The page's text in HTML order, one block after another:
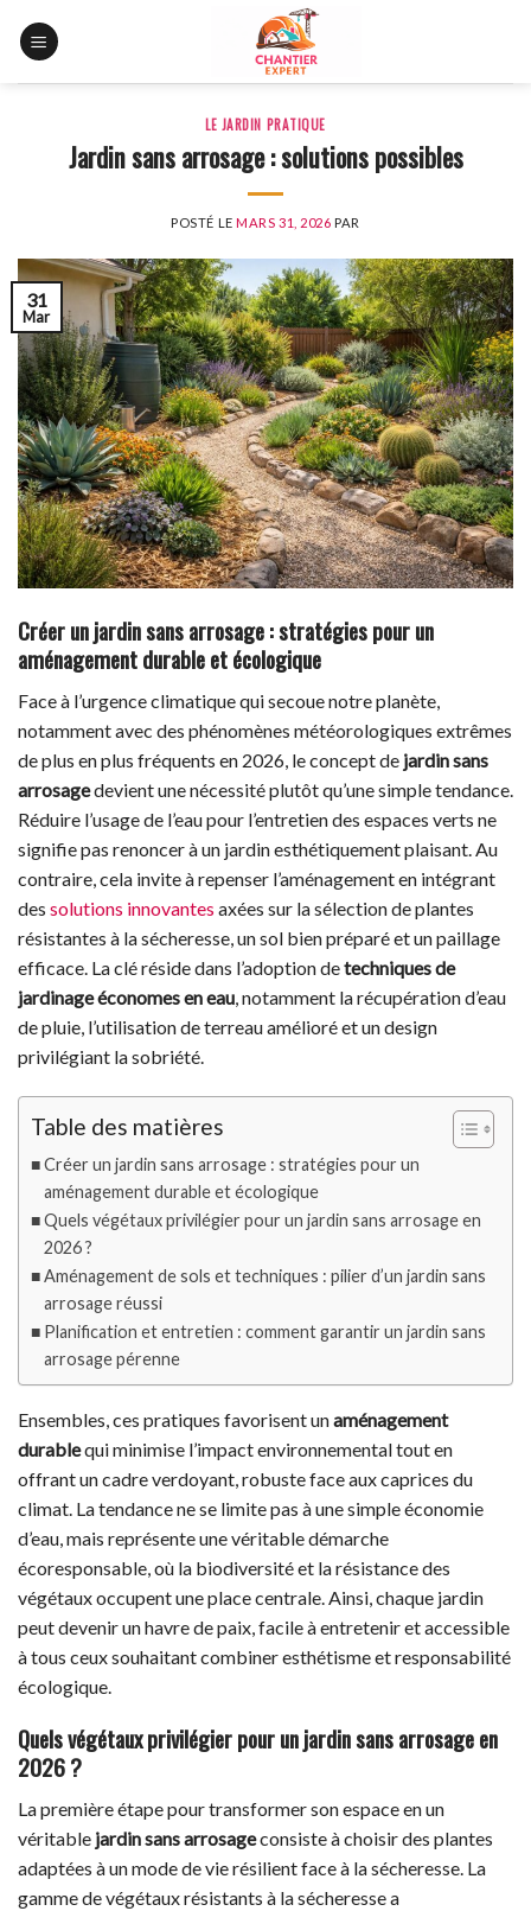
LE JARDIN PRATIQUE
Jardin sans arrosage : solutions possibles
POSTÉ LEMARS 31, 2026 PAR
31
Mar
Créer un jardin sans arrosage : stratégies pour un
aménagement durable et écologique
Face à l’urgence climatique qui secoue notre planète,
notamment avec des phénomènes météorologiques extrêmes
de plus en plus fréquents en 2026, le concept de jardin sans
arrosagedevient une nécessité plutôt qu’une simple tendance.
Réduire l’usage de l’eau pour l’entretien des espaces verts ne
signifie pas renoncer à un jardin esthétiquement plaisant. Au
contraire, cela invite à repenser l’aménagement en intégrant
des solutions innovantes axées sur la sélection de plantes
résistantes à la sécheresse, un sol bien préparé et un paillage
efficace. La clé réside dans l’adoption detechniques de
jardinage économes en eau, notamment la récupération d’eau
de pluie, l’utilisation de terreau amélioré et un design
privilégiant la sobriété.
Table des matières
Créer un jardin sans arrosage : stratégies pour un
aménagement durable et écologique
Quels végétaux privilégier pour un jardin sans arrosage en
2026 ?
Aménagement de sols et techniques : pilier d’un jardin sans
arrosage réussi
Planification et entretien : comment garantir un jardin sans
arrosage pérenne
Ensembles, ces pratiques favorisent unaménagement
durablequi minimise l’impact environnemental tout en
offrant un cadre verdoyant, robuste face aux caprices du
climat. La tendance ne se limite pas à une simple économie
d’eau, mais représente une véritable démarche
écoresponsable, où la biodiversité et la résistance des
végétaux occupent une place centrale. Ainsi, chaque jardin
peut devenir un havre de paix, facile à entretenir et accessible
à tous ceux souhaitant combiner esthétisme et responsabilité
écologique.
Quels végétaux privilégier pour un jardin sans arrosage en
2026 ?
La première étape pour transformer son espace en un
véritable jardin sans arrosageconsiste à choisir des plantes
adaptées à un mode de vie résilient face à la sécheresse. La
gamme de végétaux résistants à la sécheresse a